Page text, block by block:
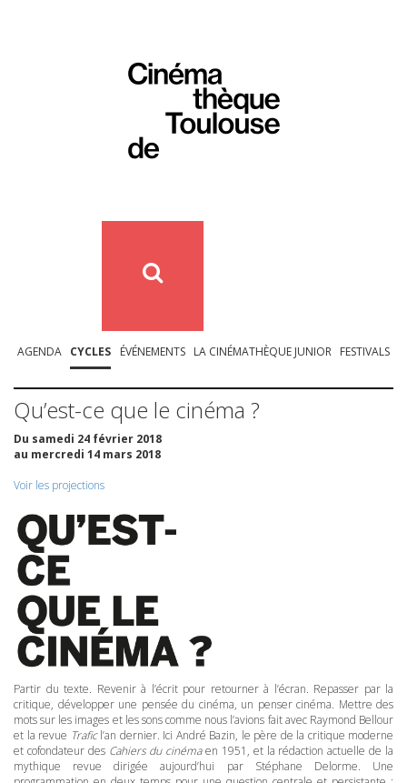
AGENDA CYCLES ÉVÉNEMENTS LA CINÉMATHÈQUE JUNIOR FESTIVALS
Qu’est-ce que le cinéma ?
Du samedi 24 février 2018
au mercredi 14 mars 2018
Voir les projections
Partir du texte. Revenir à l’écrit pour retourner à l’écran. Repasser par la
critique, développer une pensée du cinéma, un penser cinéma. Mettre des
mots sur les images et les sons comme nous l’avions fait avec Raymond Bellour
et la revue Traficl’an dernier. Ici André Bazin, le père de la critique moderne
et cofondateur des Cahiers du cinémaen 1951, et la rédaction actuelle de la
mythique revue dirigée aujourd’hui par Stéphane Delorme. Une